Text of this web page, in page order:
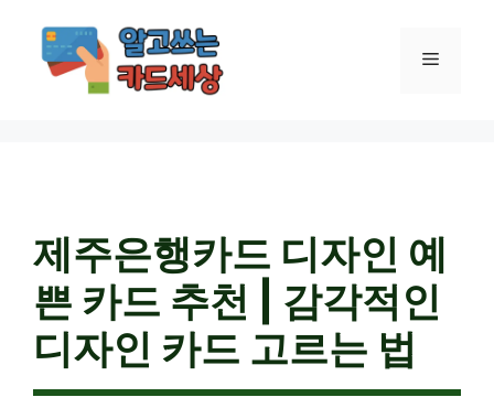
메
제주은행카드 디자인 예
쁜 카드 추천 | 감각적인
디자인 카드 고르는 법